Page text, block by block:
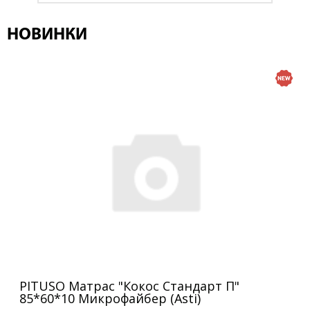
НОВИНКИ
PITUSO Матрас "Кокос Стандарт П"
85*60*10 Микрофайбер (Asti)